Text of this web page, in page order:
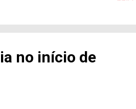
nas blitze ou ao passar pelos
determina a apreensão é preciso dar
podem ficar no desmazelo sob a
no início de